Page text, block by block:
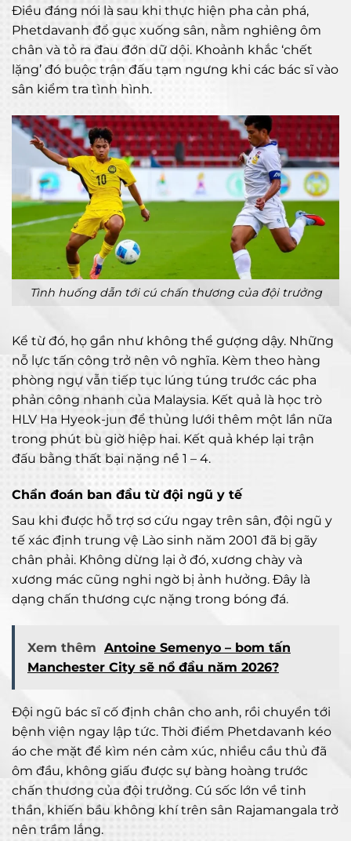
Điều đáng nói là sau khi thực hiện pha cản phá,
Phetdavanh đổ gục xuống sân, nằm nghiêng ôm
chân và tỏ ra đau đớn dữ dội. Khoảnh khắc ‘chết
lặng’ đó buộc trận đấu tạm ngưng khi các bác sĩ vào
sân kiểm tra tình hình.
Tình huống dẫn tới cú chấn thương của đội trưởng
Kể từ đó, họ gần như không thể gượng dậy. Những
nỗ lực tấn công trở nên vô nghĩa. Kèm theo hàng
phòng ngự vẫn tiếp tục lúng túng trước các pha
phản công nhanh của Malaysia. Kết quả là học trò
HLV Ha Hyeok-jun để thủng lưới thêm một lần nữa
trong phút bù giờ hiệp hai. Kết quả khép lại trận
đấu bằng thất bại nặng nề 1 – 4.
Chẩn đoán ban đầu từ đội ngũ y tế
Sau khi được hỗ trợ sơ cứu ngay trên sân, đội ngũ y
tế xác định trung vệ Lào sinh năm 2001 đã bị gãy
chân phải. Không dừng lại ở đó, xương chày và
xương mác cũng nghi ngờ bị ảnh hưởng. Đây là
dạng chấn thương cực nặng trong bóng đá.
Xem thêm Antoine Semenyo – bom tấn
Manchester City sẽ nổ đầu năm 2026?
Đội ngũ bác sĩ cố định chân cho anh, rồi chuyển tới
bệnh viện ngay lập tức. Thời điểm Phetdavanh kéo
áo che mặt để kìm nén cảm xúc, nhiều cầu thủ đã
ôm đầu, không giấu được sự bàng hoàng trước
chấn thương của đội trưởng. Cú sốc lớn về tinh
thần, khiến bầu không khí trên sân Rajamangala trở
nên trầm lắng.